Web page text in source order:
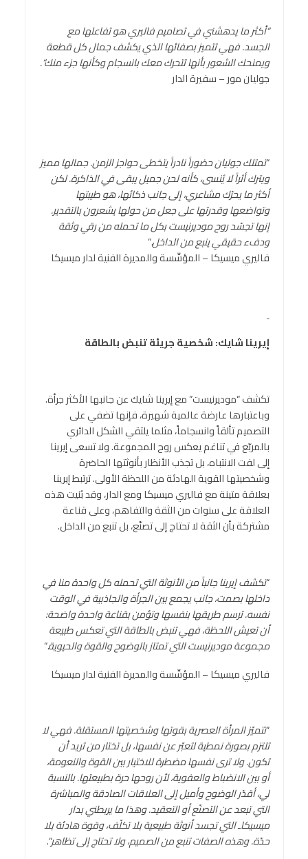
“أكثر ما يدهشني في تصاميم فاليري هو تفاعلها مع
الجسد.فهيتتميز بصفائهاالذي يكشف جمال كل قطعة
ويمنحك الشعور بأنها تتحرك معك بانسجام وكأنها جزء منك“.
جوليان مور – سفيرة الدار
“تمتلك جوليان حضوراً نادراً يتخطى حواجز الزمن.جمالها مميز
ويترك أثراً لا يُنسى، كأنه لحن جميل يبقى في الذاكرة.لكن
أكثر ما يحرّك مشاعري، إلى جانب ذكائها، هو طيبتها
وتواضعها وقدرتها على جعل من حولها يشعرون بالتقدير.
إنها تجسّد روح موديرنيست بكل ما تحمله من رقي وثقة
ودفء حقيقي ينبع من الداخل.”
فاليري ميسيكا – المؤسِّسة والمديرة الفنية لدار ميسيكا
إيرينا شايك:شخصية جريئة تنبض بالطاقة
تكشف “موديرنيست” مع إيرينا شايك عن جانبها الأكثر جرأة.
وباعتبارها عارضة عالمية شهيرة، فإنها تضفي على
التصميم تألقاً وانسجاماً، مثلما يلتقي الشكل الدائري
بالمربّع في تناغم يعكس روح المجموعة. ولا تسعى إيرينا
إلى لفت الانتباه، بل تجذب الأنظار بأنوثتها الحاضرة
وشخصيتها القوية الهادئة من اللحظة الأولى. ترتبط إيرينا
بعلاقة متينة مع فاليري ميسيكا ومع الدار، وقد بُنيت هذه
العلاقة على سنوات من الثقة والتفاهم، وعلى قناعة
مشتركة بأن الثقة لا تحتاج إلى تصنّع، بل تنبع من الداخل.
“تكشف إيرينا جانباً من الأنوثةالتي تحمله كل واحدة منا في
داخلها بصمت، جانب يجمع بين الجرأة والجاذبية في الوقت
نفسه.ترسم طريقها بنفسها وتؤمن بقناعة واحدة واضحة:
أن تعيش اللحظة، فهي تنبض بالطاقة التي تعكسطبيعة
مجموعةموديرنيست التي تمتاز بالوضوح والقوة والحيوية.”
فاليري ميسيكا – المؤسِّسة والمديرة الفنية لدار ميسيكا
“تتميّز المرأة العصرية بقوتها وشخصيتها المستقلة. فهي لا
تلتزم بصورة نمطية لتعبّر عن نفسها، بل تختار من تريد أن
تكون. ولا ترى نفسها مضطرة للاختيار بين القوة والنعومة،
أو بين الانضباط والعفوية، لأن روحها حرة بطبيعتها. بالنسبة
لي، أقدّر الوضوح وأميل إلى العلاقات الصادقة والمباشرة
التي تبعد عن التصنّع أو التعقيد. وهذا ما يربطني بدار
ميسيكاـ التي تجسد أنوثة طبيعية بلا تكلّف، وقوة هادئة بلا
حدّة. وهذه الصفات تنبع من الصميم، ولا تحتاج إلى تظاهر“.